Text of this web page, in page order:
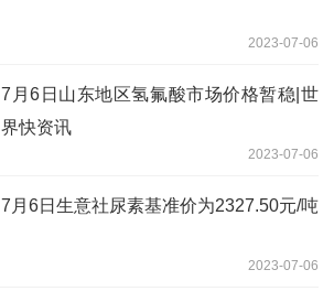
2023-07-06
7月6日山东地区氢氟酸市场价格暂稳|世
界快资讯
2023-07-06
7月6日生意社尿素基准价为2327.50元/吨
2023-07-06